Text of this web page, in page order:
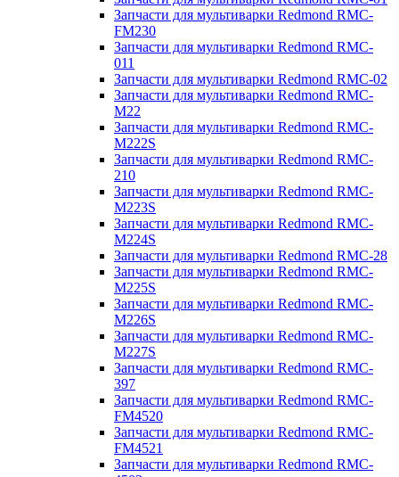
Запчасти для мультиварки Redmond RMC-
FM230
Запчасти для мультиварки Redmond RMC-
011
Запчасти для мультиварки Redmond RMC-02
Запчасти для мультиварки Redmond RMC-
M22
Запчасти для мультиварки Redmond RMC-
M222S
Запчасти для мультиварки Redmond RMC-
210
Запчасти для мультиварки Redmond RMC-
M223S
Запчасти для мультиварки Redmond RMC-
M224S
Запчасти для мультиварки Redmond RMC-28
Запчасти для мультиварки Redmond RMC-
M225S
Запчасти для мультиварки Redmond RMC-
M226S
Запчасти для мультиварки Redmond RMC-
M227S
Запчасти для мультиварки Redmond RMC-
397
Запчасти для мультиварки Redmond RMC-
FM4520
Запчасти для мультиварки Redmond RMC-
FM4521
Запчасти для мультиварки Redmond RMC-